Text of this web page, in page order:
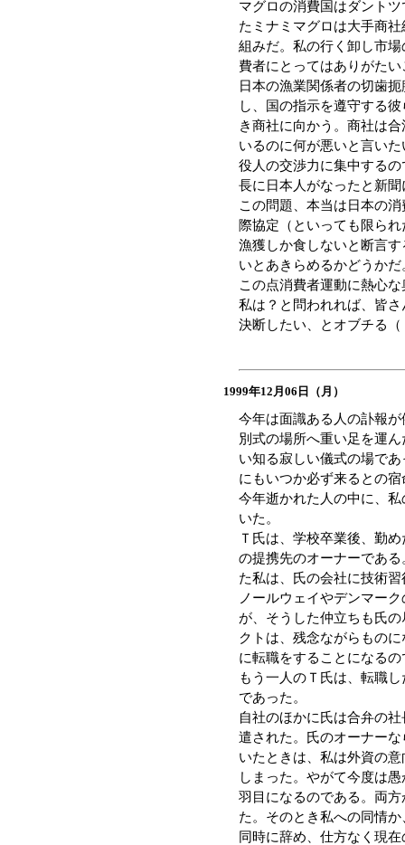
マグロの消費国はダント
たミナミマグロは大手商
組みだ。私の行く卸し市
費者にとってはありがた
日本の漁業関係者の切歯
し、国の指示を遵守する
き商社に向かう。商社は
いるのに何が悪いと言い
役人の交渉力に集中する
長に日本人がなったと新
この問題、本当は日本の
際協定（といっても限ら
漁獲しか食しないと断言
いとあきらめるかどうか
この点消費者運動に熱心
私は？と問われれば、皆
決断したい、とオブチる
1999年12月06日（月）
今年は面識ある人の訃報
別式の場所へ重い足を運
い知る寂しい儀式の場で
にもいつか必ず来るとの
今年逝かれた人の中に、
いた。
Ｔ氏は、学校卒業後、勤
の提携先のオーナーであ
た私は、氏の会社に技術
ノールウェイやデンマー
が、そうした仲立ちも氏
クトは、残念ながらもの
に転職をすることになるの
もう一人のＴ氏は、転職
であった。
自社のほかに氏は合弁の
遣された。氏のオーナー
いたときは、私は外資の
しまった。やがて今度は
羽目になるのである。両
た。そのとき私への同情
同時に辞め、仕方なく現